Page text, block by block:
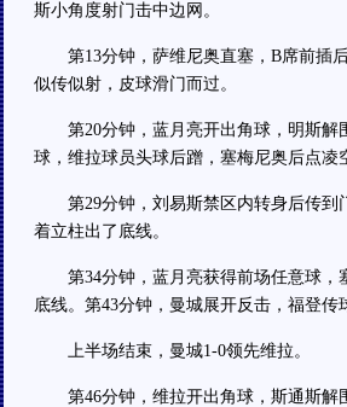
斯小角度射门击中边网。
第13分钟，萨维尼奥直塞，B席前插后
似传似射，皮球滑门而过。
第20分钟，蓝月亮开出角球，明斯解
球，维拉球员头球后蹭，塞梅尼奥后点凌
第29分钟，刘易斯禁区内转身后传到
着立柱出了底线。
第34分钟，蓝月亮获得前场任意球，
底线。第43分钟，曼城展开反击，福登传
上半场结束，曼城1-0领先维拉。
第46分钟，维拉开出角球，斯通斯解